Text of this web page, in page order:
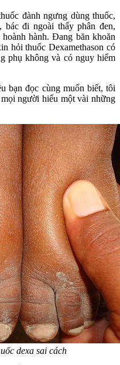
đành ngưng dùng thuốc,
đi ngoài thấy phân đen,
hành. Đang băn khoăn
hỏi thuốc Dexamethason có
phụ không và có nguy hiểm
bạn đọc cùng muốn biết, tôi
người hiểu một vài những
dexa sai cách